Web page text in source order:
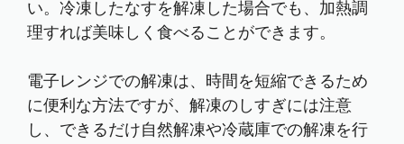
い。冷凍したなすを解凍した場合でも、加熱調
理すれば美味しく食べることができます。
電子レンジでの解凍は、時間を短縮できるため
に便利な方法ですが、解凍のしすぎには注意
し、できるだけ自然解凍や冷蔵庫での解凍を行